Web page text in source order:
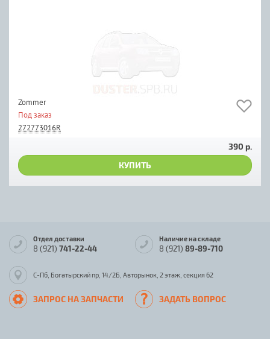
Zommer
Под заказ
272773016R
390 р.
КУПИТЬ
Отдел доставки
8 (921) 741-22-44
Наличие на складе
8 (921) 89-89-710
С-Пб, Богатырский пр, 14/2Б, Авторынок, 2 этаж, секция 62
ЗАПРОС НА ЗАПЧАСТИ ЗАДАТЬ ВОПРОС